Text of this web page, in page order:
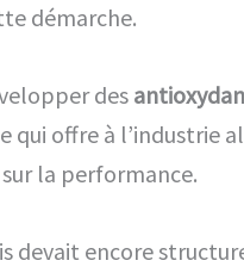
démarche.
des
offre à l’industrie
la performance.
devait encore